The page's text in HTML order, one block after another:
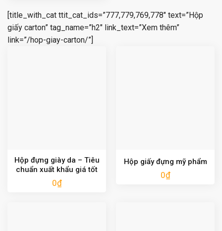
[title_with_cat ttit_cat_ids=”777,779,769,778″ text=”Hộp
giấy carton” tag_name=”h2″ link_text=”Xem thêm”
link=”/hop-giay-carton/”]
Hộp đựng giày da – Tiêu
chuẩn xuất khẩu giá tốt
0₫
Hộp giấy đựng mỹ phẩm
0₫